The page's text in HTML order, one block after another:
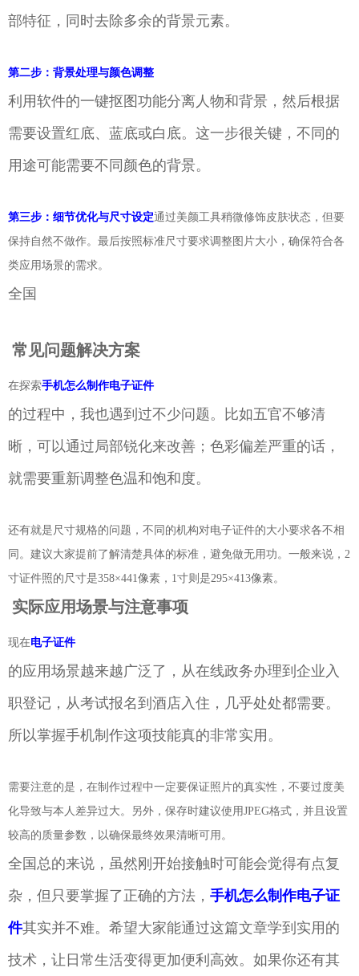
部特征，同时去除多余的背景元素。
第二步：背景处理与颜色调整
利用软件的一键抠图功能分离人物和背景，然后根据
需要设置红底、蓝底或白底。这一步很关键，不同的
用途可能需要不同颜色的背景。
第三步：细节优化与尺寸设定通过美颜工具稍微修饰皮肤状态，但要
保持自然不做作。最后按照标准尺寸要求调整图片大小，确保符合各
类应用场景的需求。
全国
常见问题解决方案
在探索手机怎么制作电子证件
的过程中，我也遇到过不少问题。比如五官不够清
晰，可以通过局部锐化来改善；色彩偏差严重的话，
就需要重新调整色温和饱和度。
还有就是尺寸规格的问题，不同的机构对电子证件的大小要求各不相
同。建议大家提前了解清楚具体的标准，避免做无用功。一般来说，2
寸证件照的尺寸是358×441像素，1寸则是295×413像素。
实际应用场景与注意事项
现在电子证件
的应用场景越来越广泛了，从在线政务办理到企业入
职登记，从考试报名到酒店入住，几乎处处都需要。
所以掌握手机制作这项技能真的非常实用。
需要注意的是，在制作过程中一定要保证照片的真实性，不要过度美
化导致与本人差异过大。另外，保存时建议使用JPEG格式，并且设置
较高的质量参数，以确保最终效果清晰可用。
全国总的来说，虽然刚开始接触时可能会觉得有点复
杂，但只要掌握了正确的方法， 手机怎么制作电子证
件其实并不难。希望大家能通过这篇文章学到实用的
技术，让日常生活变得更加便利高效。如果你还有其